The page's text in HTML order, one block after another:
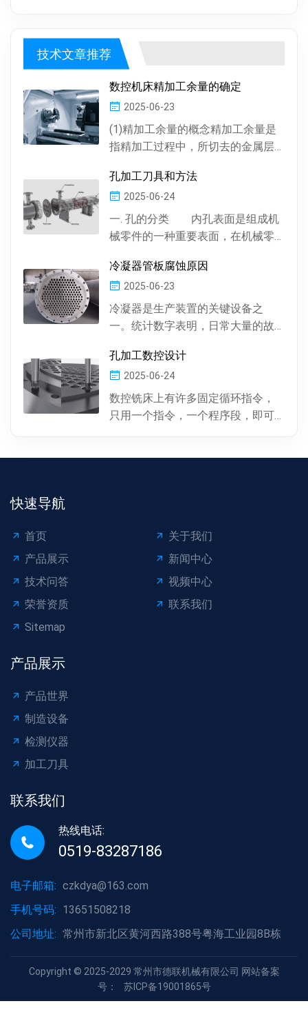
技术文章推荐
数控机床精加工余量的确定
2025-06-23
(1)精加工余量的概念精加工余量是
指精加工过程中，所切去的金属层
工余量由精加工一次...
孔加工刀具和方法
2025-06-24
一. 孔的分类 内孔表面是组成机
械零件的一种重要表面，在机械零
有圆柱形孔、...
冷凝器管板腐蚀原因
2025-06-23
冷凝器是生产装置的关键设备之
一。统计数字表明，日常大量的故
凝器管材的腐蚀损坏所...
孔加工数控设计
2025-06-24
数控铣床上有许多固定循环指令，
只用一个指令，一个程序段，即可
快速导航
首页
关于我们
产品展示
新闻中心
技术问答
视频中心
荣誉资质
联系我们
Sitemap
产品展示
产品世界
制造设备
检测仪器
加工刀具
联系我们
热线电话:
0519-83287186
电子邮箱: czkdya@163.com
手机号码: 13651508218
公司地址: 常州市新北区黄河西路388号粤海工业园8B栋
Copyright © 2025-2029 常州市德联机械有限公司 网站备案
号：
苏ICP备19001865号